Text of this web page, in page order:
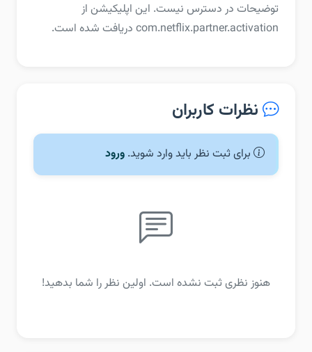
توضیحات در دسترس نیست. این اپلیکیشن از
com.netflix.partner.activation دریافت شده است.
نظرات کاربران
برای ثبت نظر باید وارد شوید. ورود
هنوز نظری ثبت نشده است. اولین نظر را شما بدهید!